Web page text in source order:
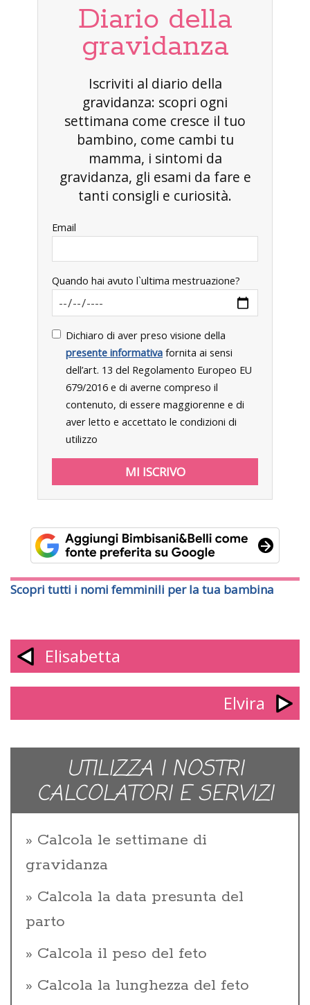
Diario della
gravidanza
Iscriviti al diario della
gravidanza: scopri ogni
settimana come cresce il tuo
bambino, come cambi tu
mamma, i sintomi da
gravidanza, gli esami da fare e
tanti consigli e curiosità.
Email
Quando hai avuto l`ultima mestruazione?
Dichiaro di aver preso visione della
presente informativa fornita ai sensi
dell’art. 13 del Regolamento Europeo EU
679/2016 e di averne compreso il
contenuto, di essere maggiorenne e di
aver letto e accettato le condizioni di
utilizzo
Scopri tutti i nomi femminili per la tua bambina
Elisabetta
Elvira
UTILIZZA I NOSTRI
CALCOLATORI E SERVIZI
Calcola le settimane di
gravidanza
Calcola la data presunta del
parto
Calcola il peso del feto
Calcola la lunghezza del feto